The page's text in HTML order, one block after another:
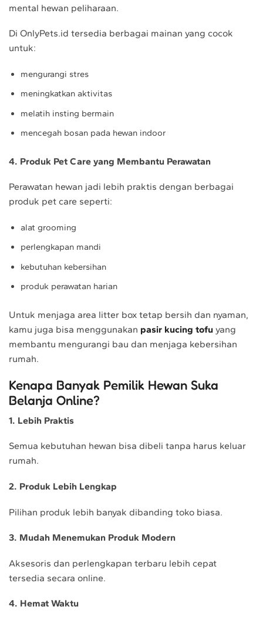
mental hewan peliharaan.
Di OnlyPets.id tersedia berbagai mainan yang cocok
untuk:
mengurangi stres
meningkatkan aktivitas
melatih insting bermain
mencegah bosan pada hewan indoor
4. Produk Pet Care yang Membantu Perawatan
Perawatan hewan jadi lebih praktis dengan berbagai
produk pet care seperti:
alat grooming
perlengkapan mandi
kebutuhan kebersihan
produk perawatan harian
Untuk menjaga area litter box tetap bersih dan nyaman,
kamu juga bisa menggunakan pasir kucing tofu yang
membantu mengurangi bau dan menjaga kebersihan
rumah.
Kenapa Banyak Pemilik Hewan Suka
Belanja Online?
1. Lebih Praktis
Semua kebutuhan hewan bisa dibeli tanpa harus keluar
rumah.
2. Produk Lebih Lengkap
Pilihan produk lebih banyak dibanding toko biasa.
3. Mudah Menemukan Produk Modern
Aksesoris dan perlengkapan terbaru lebih cepat
tersedia secara online.
4. Hemat Waktu